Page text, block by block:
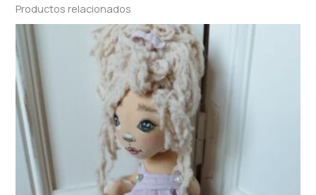
Productos relacionados